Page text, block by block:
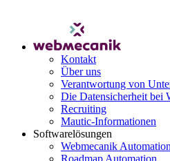
Kontakt
Über uns
Verantwortung von
Die Datensicherheit bei
Recruiting
Mautic-Informationen
Softwarelösungen
Webmecanik Automation